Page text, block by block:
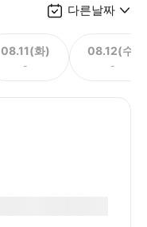
다른날짜
08.11(화)
-
08.12(수)
-